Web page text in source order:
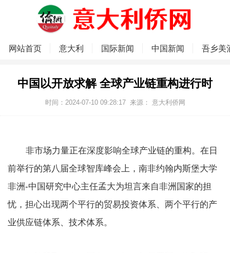
网站首页 意大利 国际新闻 中国新闻 吾乡美
中国以开放求解 全球产业链重构进行时
时间：2024-07-10 09:28:17 来源： 意大利侨网
非市场力量正在深度影响全球产业链的重构。在日
前举行的第八届全球智库峰会上，南非约翰内斯堡大学
非洲-中国研究中心主任孟大为坦言来自非洲国家的担
忧，担心出现两个平行的贸易投资体系、两个平行的产
业供应链体系、技术体系。